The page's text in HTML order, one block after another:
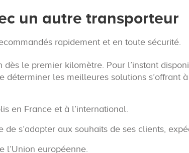
un autre transporteur
rapidement et en toute sécurité.
le premier kilomètre. Pour l’instant
les meilleures solutions s’offrant
en France et à l’international.
s’adapter aux souhaits de ses clients,
l’Union européenne.